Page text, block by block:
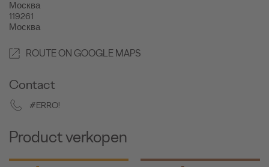
Москва
119261
Москва
ROUTE ON GOOGLE MAPS
Contact
#ERRO!
Product verkopen